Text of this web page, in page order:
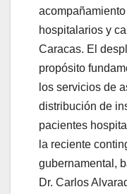
hospitalarios y
Caracas. El
propósito
los servicios de
distribución de
pacientes
la reciente
gubernamental,
Dr. Carlos